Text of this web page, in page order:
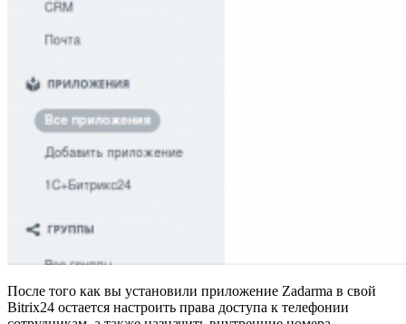
После того как вы установили приложение Zadarma в свой
Bitrix24 остается настроить права доступа к телефонии